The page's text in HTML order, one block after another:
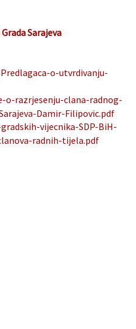
Sarajeva
o-utvrdivanju-
o-razrjesenju-clana-radnog-
Damir-Filipovic.pdf
vijecnika-SDP-BiH-
radnih-tijela.pdf